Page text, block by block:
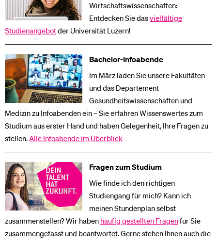
Wirtschaftswissenschaften:
Entdecken Sie dasvielfältige
Studienangebotder Universität Luzern!
Bachelor-Infoabende
Im März laden Sie unsere Fakultäten
und das Departement
Gesundheitswissenschaften und
Medizin zu Infoabenden ein – Sie erfahren Wissenswertes zum
Studium aus erster Hand und haben Gelegenheit, Ihre Fragen zu
stellen.Alle Infoabende im Überblick
Fragen zum Studium
Wie finde ich den richtigen
Studiengang für mich? Kann ich
meinen Stundenplan selbst
zusammenstellen? Wir haben häufig gestellten Fragenfür Sie
zusammengefasst und beantwortet. Gerne stehen Ihnen auch die